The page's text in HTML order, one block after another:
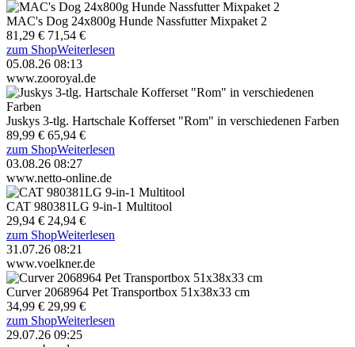
MAC's Dog 24x800g Hunde Nassfutter Mixpaket 2
81,29 € 71,54 €
zum ShopWeiterlesen
05.08.26 08:13
www.zooroyal.de
Juskys 3-tlg. Hartschale Kofferset "Rom" in verschiedenen Farben
89,99 € 65,94 €
zum ShopWeiterlesen
03.08.26 08:27
www.netto-online.de
CAT 980381LG 9-in-1 Multitool
29,94 € 24,94 €
zum ShopWeiterlesen
31.07.26 08:21
www.voelkner.de
Curver 2068964 Pet Transportbox 51x38x33 cm
34,99 € 29,99 €
zum ShopWeiterlesen
29.07.26 09:25